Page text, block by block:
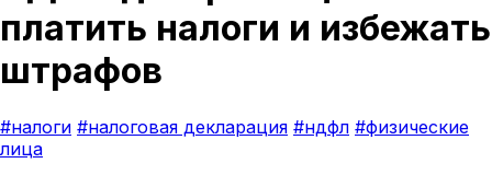
платить налоги и избежать
штрафов
#налоги #налоговая декларация #ндфл #физические
лица